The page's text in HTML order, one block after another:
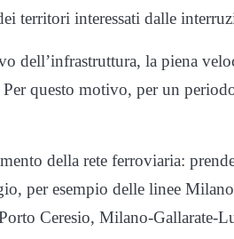
territori interessati dalle
dell’infrastruttura, la piena
questo motivo, per un
della rete ferroviaria:
per esempio delle linee
Ceresio, Milano-Gallarate-